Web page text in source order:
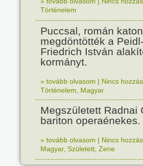
Történelem
Puccsal, román
megdöntötték a
Friedrich István
kormányt.
» tovább olvasom | Nincs
Történelem
Magyar
Megszületett Radnai
bariton operaénekes.
» tovább olvasom | Nincs
Magyar, Született Zene